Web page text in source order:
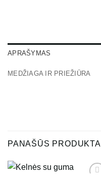
APRAŠYMAS
MEDŽIAGA IR PRIEŽIŪRA
PANAŠŪS PRODUKTAI